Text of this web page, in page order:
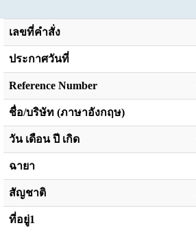
เลขที่คำสั่ง
ประกาศวันที่
Reference Number
ชื่อ/บริษัท (ภาษาอังกฤษ)
วัน เดือน ปี เกิด
ฉายา
สัญชาติ
ที่อยู่1